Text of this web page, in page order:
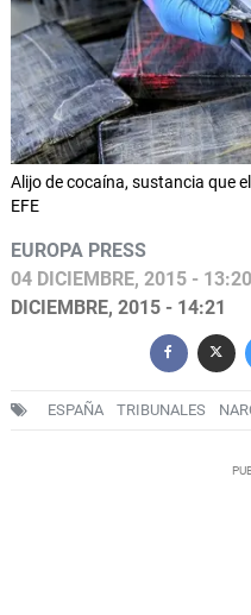
Alijo de cocaína, sustancia que
EFE
EUROPA PRESS
04 DICIEMBRE, 2015 - 13:20
DICIEMBRE, 2015 - 14:21
ESPAÑA TRIBUNALES